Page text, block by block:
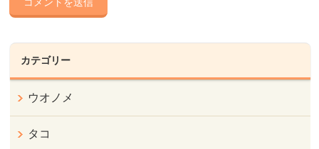
カテゴリー
ウオノメ
タコ